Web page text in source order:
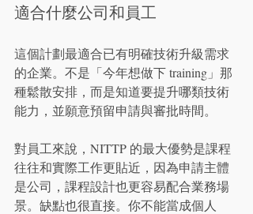
適合什麼公司和員工
這個計劃最適合已有明確技術升級需求
的企業。不是「今年想做下 training」那
種鬆散安排，而是知道要提升哪類技術
能力，並願意預留申請與審批時間。
對員工來說，NITTP 的最大優勢是課程
往往和實際工作更貼近，因為申請主體
是公司，課程設計也更容易配合業務場
景。缺點也很直接。你不能當成個人